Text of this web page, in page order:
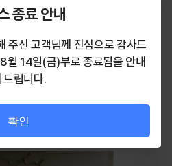
공
방법
장의 사진과 영상을 찍어 두세요.
것이 중요해요. 이 자료가 이후 보수
종료 안내
주신 고객님께 진심으로 감사드
14일(금)부로 종료됨을 안내
드립니다.
확인